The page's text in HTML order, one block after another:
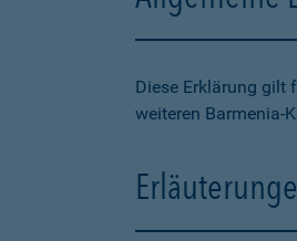
Diese Erklärung gilt
weiteren Barmenia-